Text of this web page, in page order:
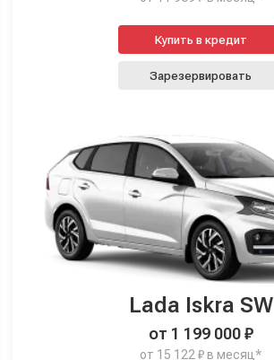
Купить в кредит
Зарезервировать
Lada Iskra SW
от 1 199 000 ₽
от 15 122 ₽ в месяц*